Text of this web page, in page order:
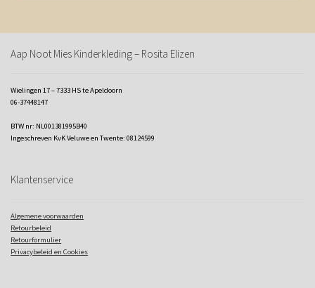
Aap Noot Mies Kinderkleding – Rosita Elizen
Wielingen 17 – 7333 HS te Apeldoorn
06-37448147
BTW nr: NL001381995B40
Ingeschreven KvK Veluwe en Twente: 08124599
Klantenservice
Algemene voorwaarden
Retourbeleid
Retourformulier
Privacybeleid en Cookies